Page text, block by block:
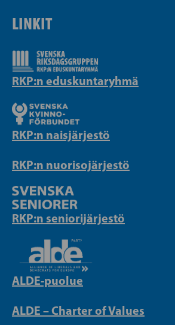
LINKIT
RKP:n eduskuntaryhmä
RKP:n naisjärjestö
RKP:n nuorisojärjestö
RKP:n seniorijärjestö
ALDE-puolue
ALDE – Charter of Values